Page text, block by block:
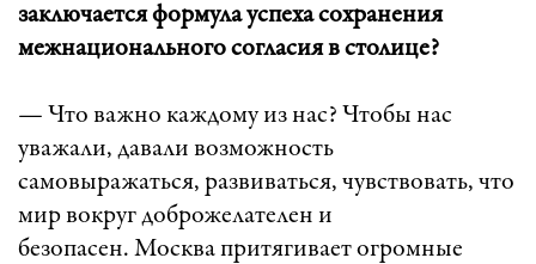
заключается формула успеха сохранения
межнационального согласия в столице?
— Что важно каждому из нас? Чтобы нас
уважали, давали возможность
самовыражаться, развиваться, чувствовать, что
мир вокруг доброжелателен и
безопасен. Москва притягивает огромные